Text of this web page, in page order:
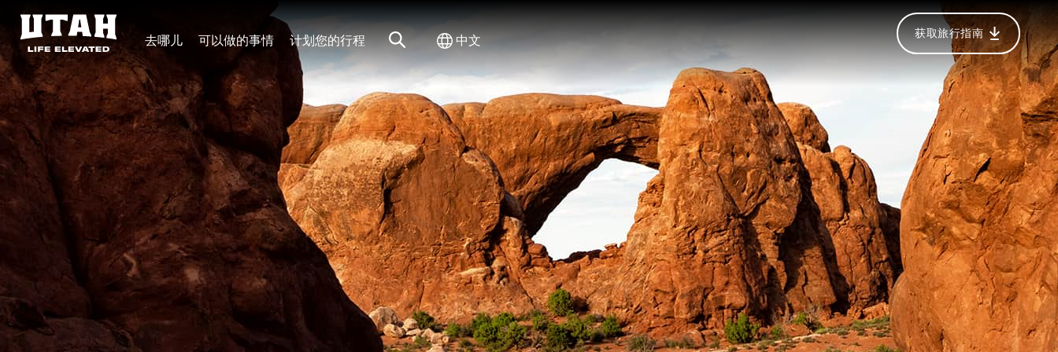
Skip to content
去哪儿 可以做的事情 计划您的行程 网站搜索切换国际
中文 获取旅行指南